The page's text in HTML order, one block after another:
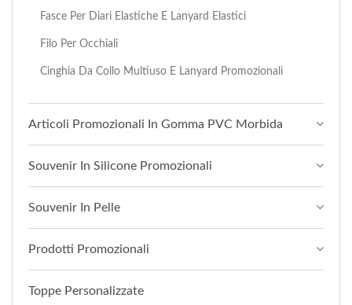
Fasce Per Diari Elastiche E Lanyard Elastici
Filo Per Occhiali
Cinghia Da Collo Multiuso E Lanyard Promozionali
Articoli Promozionali In Gomma PVC Morbida
Souvenir In Silicone Promozionali
Souvenir In Pelle
Prodotti Promozionali
Toppe Personalizzate